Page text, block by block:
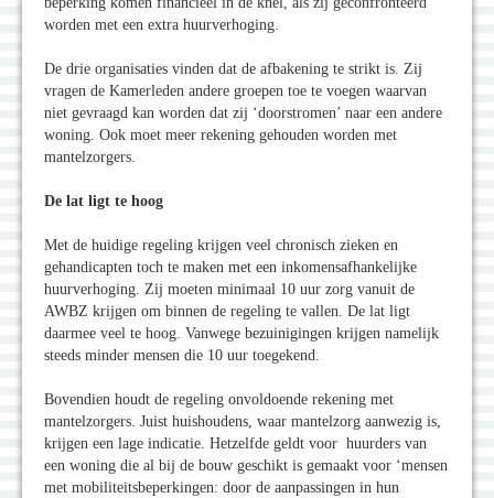
worden met een extra huurverhoging.
De drie organisaties vinden dat de afbakening te strikt is. Zij
vragen de Kamerleden andere groepen toe te voegen waarvan
niet gevraagd kan worden dat zij ‘doorstromen’ naar een andere
woning. Ook moet meer rekening gehouden worden met
mantelzorgers.
De lat ligt te hoog
Met de huidige regeling krijgen veel chronisch zieken en
gehandicapten toch te maken met een inkomensafhankelijke
huurverhoging. Zij moeten minimaal 10 uur zorg vanuit de
AWBZ krijgen om binnen de regeling te vallen. De lat ligt
daarmee veel te hoog. Vanwege bezuinigingen krijgen namelijk
steeds minder mensen die 10 uur toegekend.
Bovendien houdt de regeling onvoldoende rekening met
mantelzorgers. Juist huishoudens, waar mantelzorg aanwezig is,
krijgen een lage indicatie. Hetzelfde geldt voor huurders van
een woning die al bij de bouw geschikt is gemaakt voor ‘mensen
met mobiliteitsbeperkingen: door de aanpassingen in hun